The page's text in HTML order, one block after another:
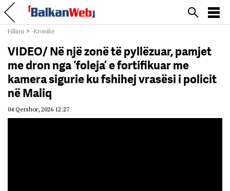
Fillimi > -Kronikë
VIDEO/ Në një zonë të pyllëzuar, pamjet
me dron nga ‘foleja’ e fortifikuar me
kamera sigurie ku fshihej vrasësi i policit
në Maliq
04 Qershor, 2026 12:27